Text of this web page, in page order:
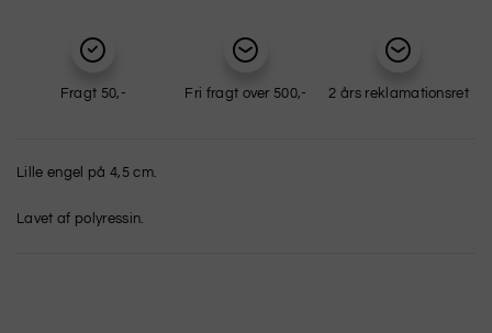
Fragt 50,- Fri fragt over 500,- 2 års reklamationsret
Lille engel på 4,5 cm.
Lavet af polyressin.